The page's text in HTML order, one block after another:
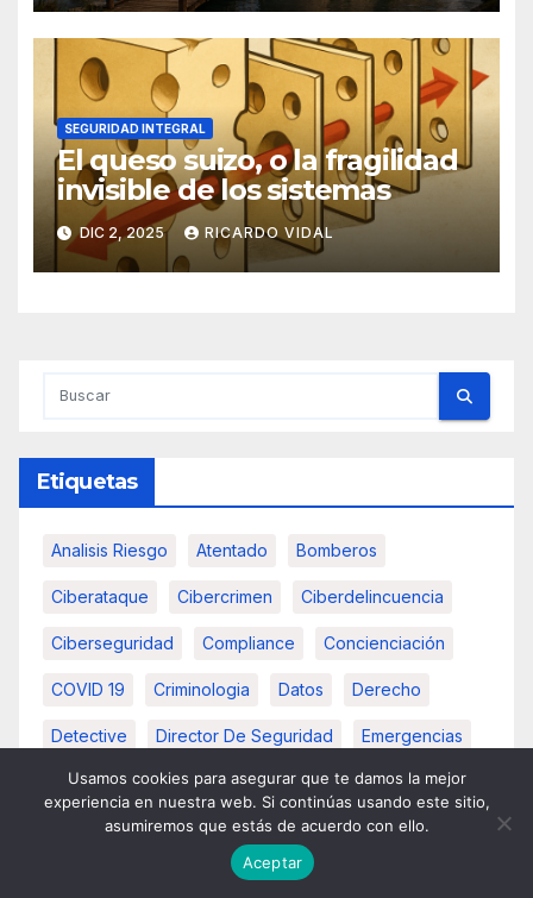
SEGURIDAD INTEGRAL
El queso suizo, o la fragilidad
invisible de los sistemas
DIC 2, 2025 RICARDO VIDAL
Etiquetas
Analisis Riesgo Atentado Bomberos
Ciberataque Cibercrimen Ciberdelincuencia
Ciberseguridad Compliance Concienciación
COVID 19 Criminologia Datos Derecho
Detective Director De Seguridad Emergencias
Empresa Espionaje Estrategia Evacuación
FFCCSS Formacion Guardia Civil IASN
Incendios Información
Usamos cookies para asegurar que te damos la mejor
experiencia en nuestra web. Si continúas usando este sitio,
asumiremos que estás de acuerdo con ello.
Aceptar